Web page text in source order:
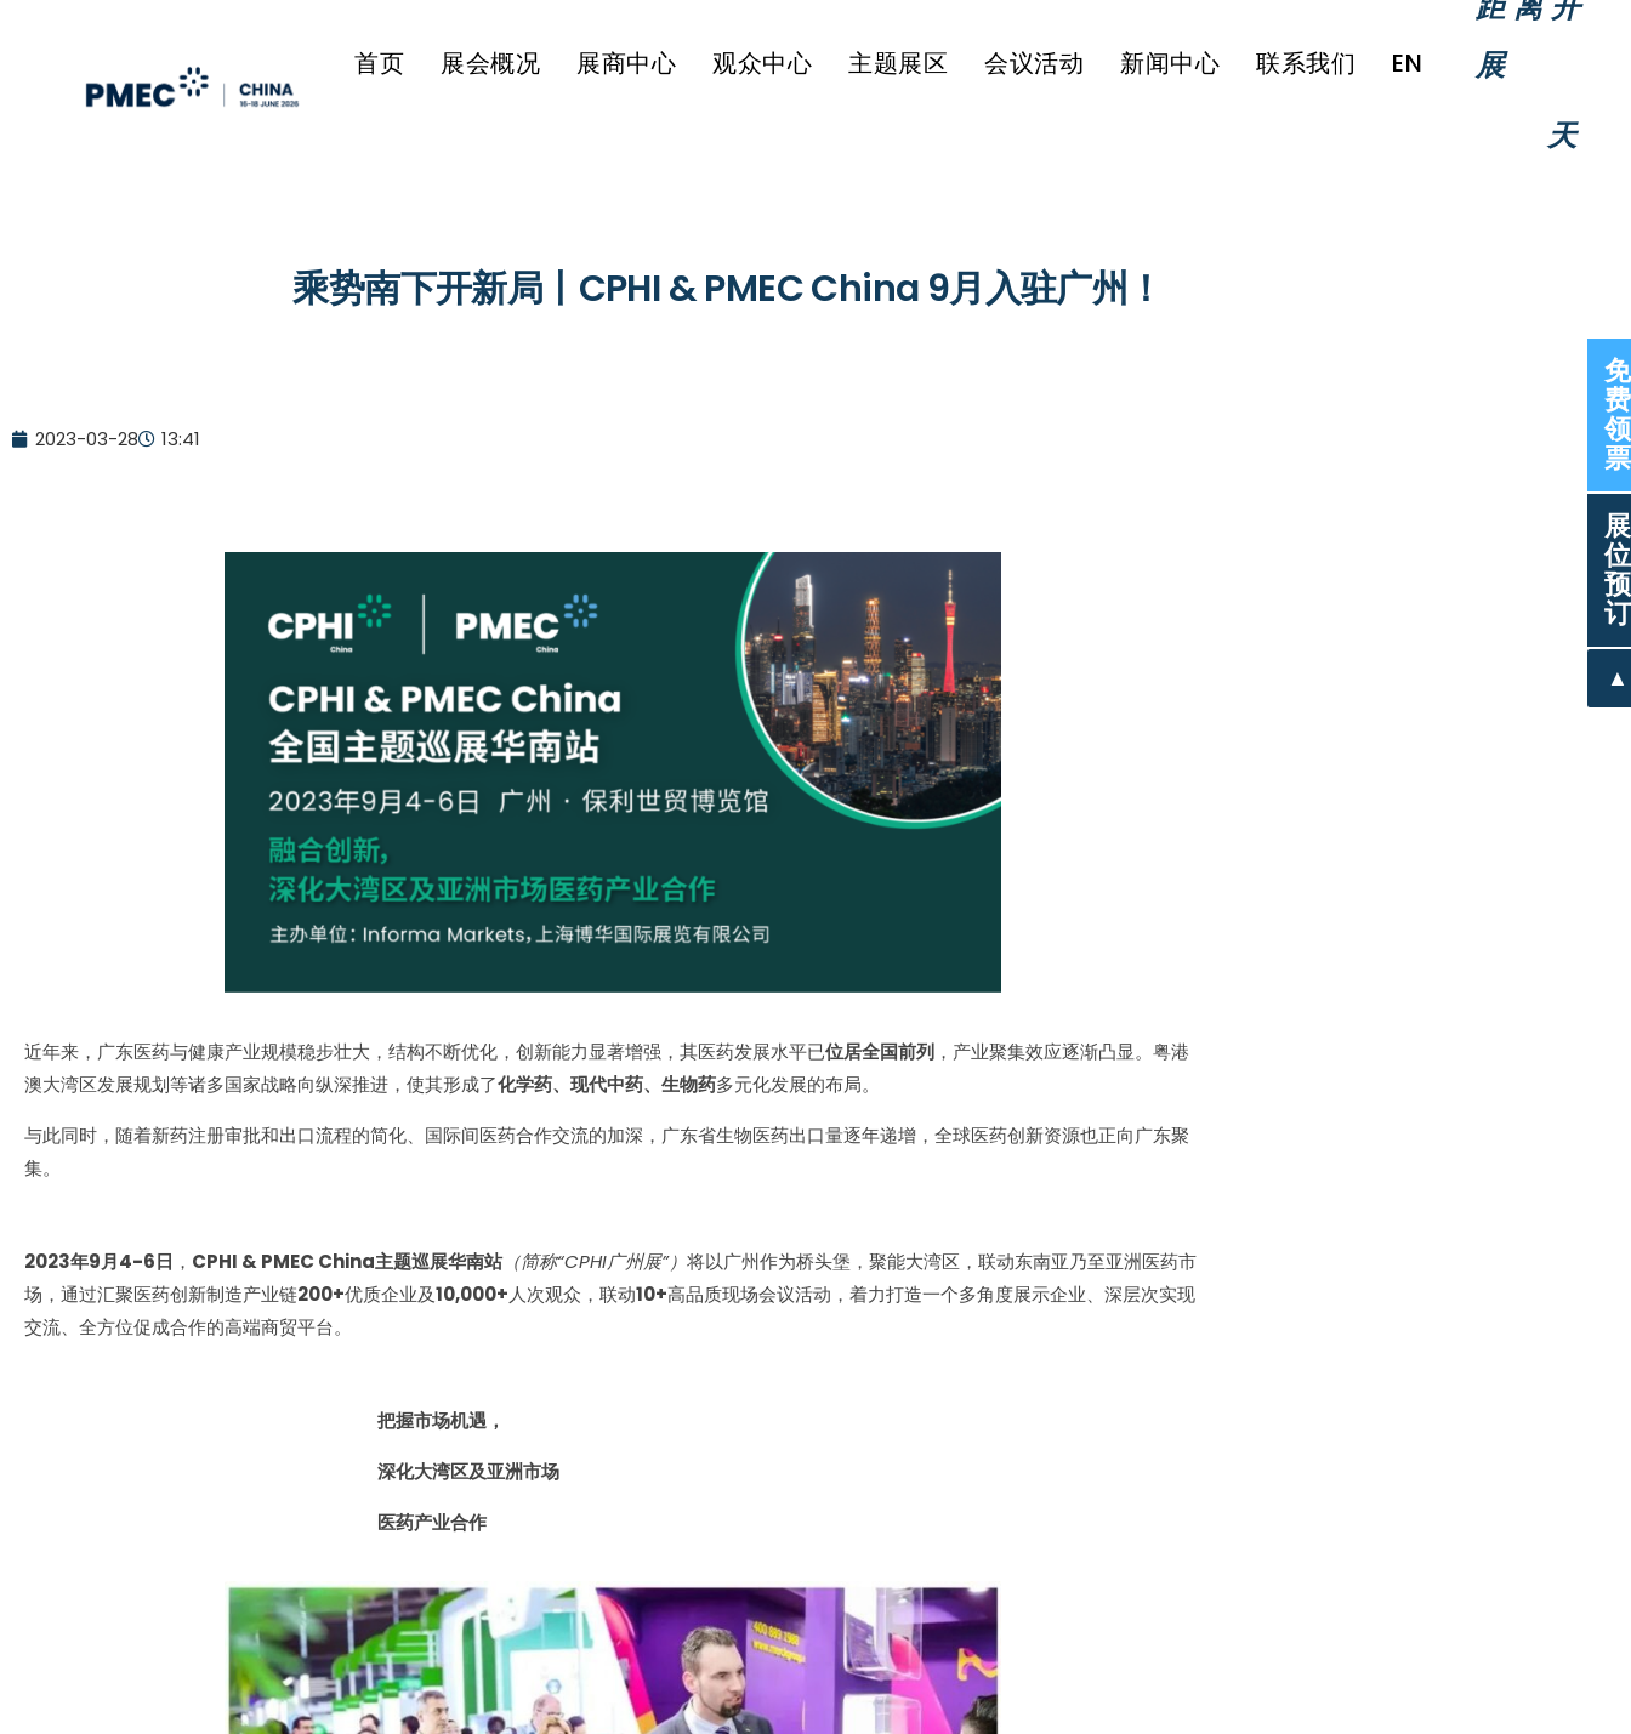
首页 展会概况 展商中心 观众中心 主题展区 会议活动 新闻中心 联系我们 EN
展
天
免
费
领
票
展
位
预
订
▲
乘势南下开新局丨CPHI & PMEC China 9月入驻广州！
2023-03-28 13:41
近年来，广东医药与健康产业规模稳步壮大，结构不断优化，创新能力显著增强，其医药发展水平已位居全国前列 ，产业聚集效应逐渐凸显。粤港
澳大湾区发展规划等诸多国家战略向纵深推进，使其形成了化学药、现代中药、生物药多元化发展的布局。
与此同时，随着新药注册审批和出口流程的简化、国际间医药合作交流的加深，广东省生物医药出口量逐年递增，全球医药创新资源也正向广东聚
集。
2023年9月4-6日 ， CPHI & PMEC China主题巡展华南站（简称“CPHI广州展”） 将以广州作为桥头堡，聚能大湾区，联动东南亚乃至亚洲医药市
场，通过汇聚医药创新制造产业链200+优质企业及10,000+人次观众，联动10+高品质现场会议活动，着力打造一个多角度展示企业、深层次实现
交流、全方位促成合作的高端商贸平台。
把握市场机遇，
深化大湾区及亚洲市场
医药产业合作